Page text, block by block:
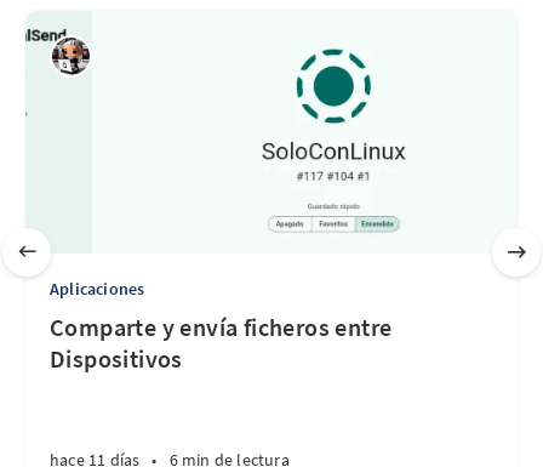
Aplicaciones
Comparte y envía ficheros entre
Dispositivos
hace 11 días • 6 min de lectura